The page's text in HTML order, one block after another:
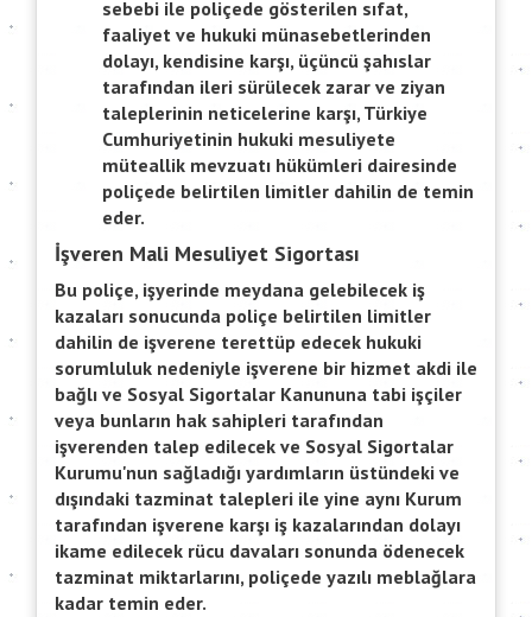
sebebi ile poliçede gösterilen sıfat,
faaliyet ve hukuki münasebetlerinden
dolayı, kendisine karşı, üçüncü şahıslar
tarafından ileri sürülecek zarar ve ziyan
taleplerinin neticelerine karşı, Türkiye
Cumhuriyetinin hukuki mesuliyete
müteallik mevzuatı hükümleri dairesinde
poliçede belirtilen limitler dahilin de temin
eder.
İşveren Mali Mesuliyet Sigortası
Bu poliçe, işyerinde meydana gelebilecek iş
kazaları sonucunda poliçe belirtilen limitler
dahilin de işverene terettüp edecek hukuki
sorumluluk nedeniyle işverene bir hizmet akdi ile
bağlı ve Sosyal Sigortalar Kanununa tabi işçiler
veya bunların hak sahipleri tarafından
işverenden talep edilecek ve Sosyal Sigortalar
Kurumu'nun sağladığı yardımların üstündeki ve
dışındaki tazminat talepleri ile yine aynı Kurum
tarafından işverene karşı iş kazalarından dolayı
ikame edilecek rücu davaları sonunda ödenecek
tazminat miktarlarını, poliçede yazılı meblağlara
kadar temin eder.